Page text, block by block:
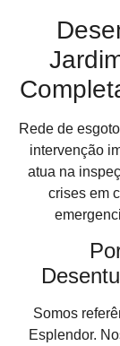
Rede de
intervenção
atua na
crises em
Somos
Esplendor.